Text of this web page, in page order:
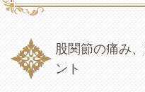
股関節の痛み
ント